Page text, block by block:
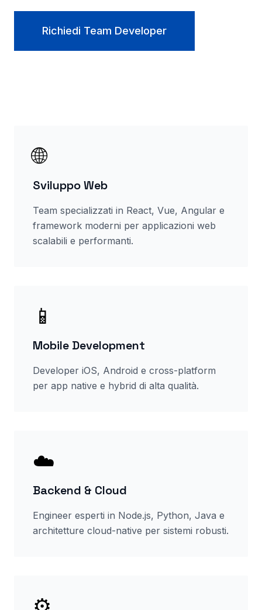
Richiedi Team Developer
🌐
Sviluppo Web
Team specializzati in React, Vue, Angular e
framework moderni per applicazioni web
scalabili e performanti.
📱
Mobile Development
Developer iOS, Android e cross-platform
per app native e hybrid di alta qualità.
☁️
Backend & Cloud
Engineer esperti in Node.js, Python, Java e
architetture cloud-native per sistemi robusti.